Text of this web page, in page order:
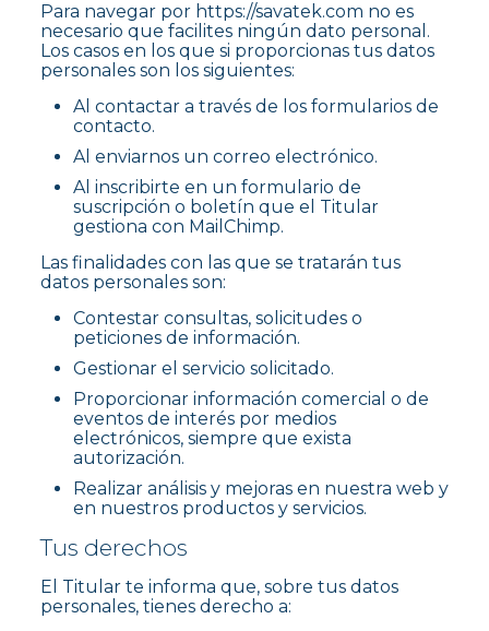
Para navegar por https://savatek.com no es
necesario que facilites ningún dato personal.
Los casos en los que si proporcionas tus datos
personales son los siguientes:
Al contactar a través de los formularios de
contacto.
Al enviarnos un correo electrónico.
Al inscribirte en un formulario de
suscripción o boletín que el Titular
gestiona con MailChimp.
Las finalidades con las que se tratarán tus
datos personales son:
Contestar consultas, solicitudes o
peticiones de información.
Gestionar el servicio solicitado.
Proporcionar información comercial o de
eventos de interés por medios
electrónicos, siempre que exista
autorización.
Realizar análisis y mejoras en nuestra web y
en nuestros productos y servicios.
Tus derechos
El Titular te informa que, sobre tus datos
personales, tienes derecho a: